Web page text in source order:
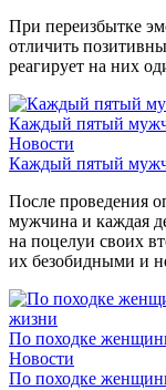
При переизбытке
отличить
реагирует на них
Каждый пятый
Новости
Каждый пятый
После проведения
мужчина и каждая
на поцелуи своих
их безобидными и
По походке
Новости
По походке